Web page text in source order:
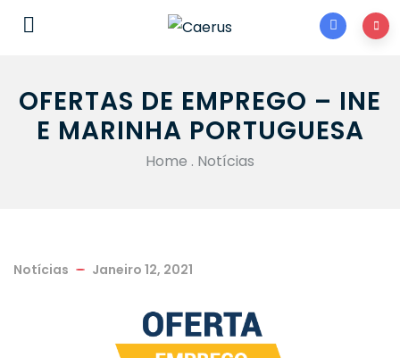
OFERTAS DE EMPREGO – INE
E MARINHA PORTUGUESA
Home . Notícias
Notícias Janeiro 12, 2021